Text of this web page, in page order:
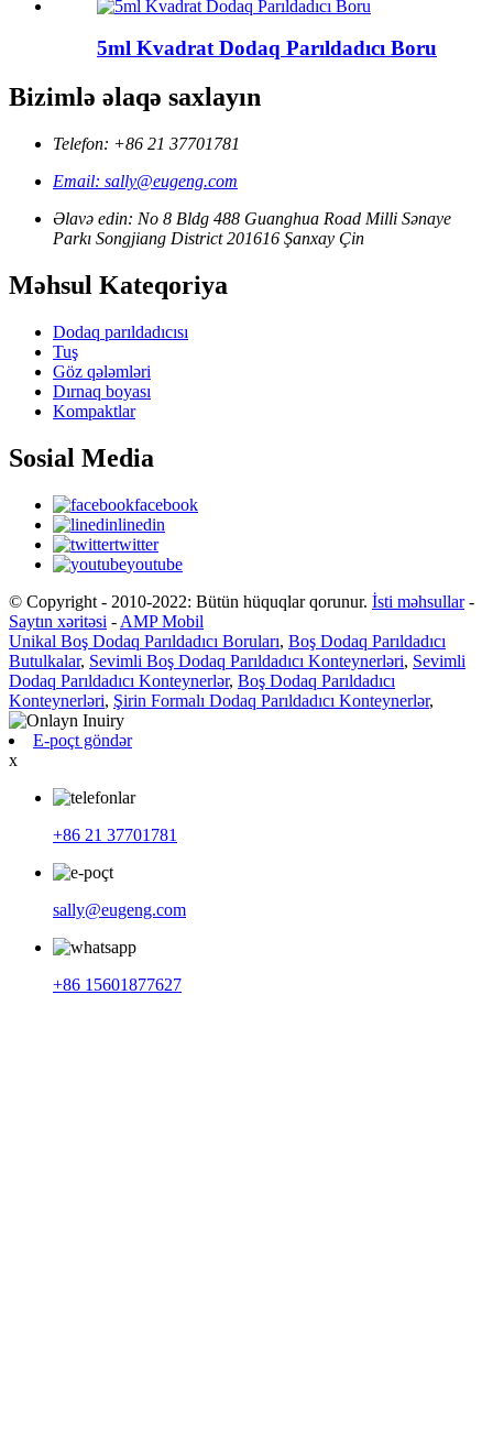
5ml Kvadrat Dodaq Parıldadıcı Boru
Bizimlə əlaqə saxlayın
Telefon: +86 21 37701781
Email: sally@eugeng.com
Əlavə edin: No 8 Bldg 488 Guanghua Road Milli Sənaye
Parkı Songjiang District 201616 Şanxay Çin
Məhsul Kateqoriya
Dodaq parıldadıcısı
Tuş
Göz qələmləri
Dırnaq boyası
Kompaktlar
Sosial Media
facebook
linedin
twitter
youtube
© Copyright - 2010-2022: Bütün hüquqlar qorunur. İsti məhsullar-
Saytın xəritəsi - AMP Mobil
Unikal Boş Dodaq Parıldadıcı Boruları, Boş Dodaq Parıldadıcı
Butulkalar, Sevimli Boş Dodaq Parıldadıcı Konteynerləri, Sevimli
Dodaq Parıldadıcı Konteynerlər, Boş Dodaq Parıldadıcı
Konteynerləri, Şirin Formalı Dodaq Parıldadıcı Konteynerlər,
E-poçt göndər
x
+86 21 37701781
sally@eugeng.com
+86 15601877627